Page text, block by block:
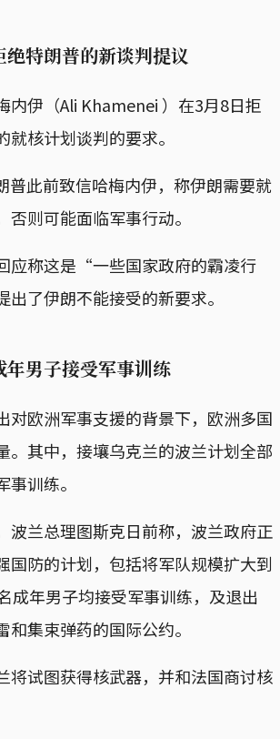
特朗普的新谈判提议
内伊（Ali Khamenei ）在3月8日拒
核计划谈判的要求。
普此前致信哈梅内伊，称伊朗需要就
否则可能面临军事行动。
应称这是“一些国家政府的霸凌行
了伊朗不能接受的新要求。
年男子接受军事训练
对欧洲军事支援的背景下，欧洲多国
。其中，接壤乌克兰的波兰计划全部
训练。
波兰总理图斯克日前称，波兰政府正
国防的计划，包括将军队规模扩大到
成年男子均接受军事训练，及退出
和集束弹药的国际公约。
将试图获得核武器，并和法国商讨核